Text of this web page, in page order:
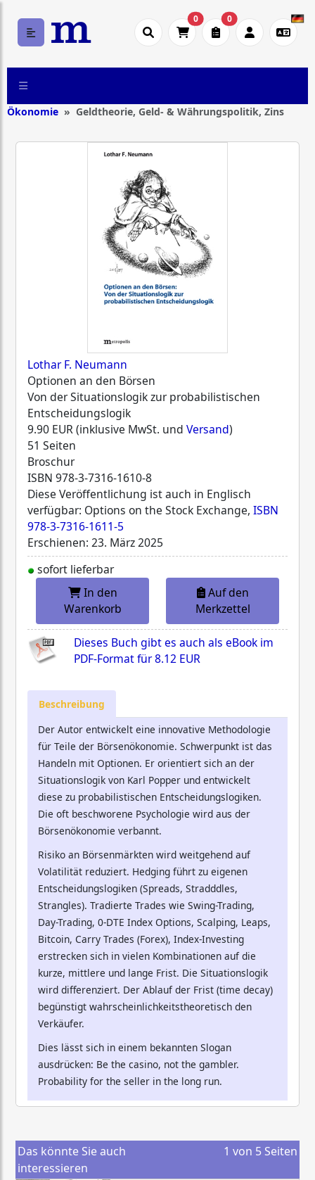
0 0
Ökonomie Geldtheorie, Geld- & Währungspolitik, Zins
Lothar F. Neumann
Optionen an den Börsen
Von der Situationslogik zur probabilistischen
Entscheidungslogik
9.90 EUR (inklusive MwSt. und Versand)
51 Seiten
Broschur
ISBN 978-3-7316-1610-8
Diese Veröffentlichung ist auch in Englisch
verfügbar: Options on the Stock Exchange, ISBN
978-3-7316-1611-5
Erschienen: 23. März 2025
sofort lieferbar
In den
Warenkorb
Auf den
Merkzettel
Dieses Buch gibt es auch als eBook im
PDF-Format für8.12 EUR
Beschreibung
Der Autor entwickelt eine innovative Methodologie
für Teile der Börsenökonomie. Schwerpunkt ist das
Handeln mit Optionen. Er orientiert sich an der
Situationslogik von Karl Popper und entwickelt
diese zu probabilistischen Entscheidungslogiken.
Die oft beschworene Psychologie wird aus der
Börsenökonomie verbannt.
Risiko an Börsenmärkten wird weitgehend auf
Volatilität reduziert. Hedging führt zu eigenen
Entscheidungslogiken (Spreads, Stradddles,
Strangles). Tradierte Trades wie Swing-Trading,
Day-Trading, 0-DTE Index Options, Scalping, Leaps,
Bitcoin, Carry Trades (Forex), Index-Investing
erstrecken sich in vielen Kombinationen auf die
kurze, mittlere und lange Frist. Die Situationslogik
wird differenziert. Der Ablauf der Frist (time decay)
begünstigt wahrscheinlichkeitstheoretisch den
Verkäufer.
Dies lässt sich in einem bekannten Slogan
ausdrücken: Be the casino, not the gambler.
Probability for the seller in the long run.
Das könnte Sie auch
interessieren
1 von 5 Seiten